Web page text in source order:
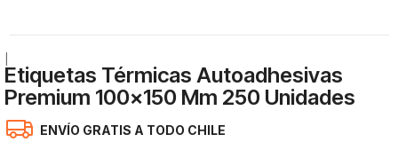
Etiquetas Térmicas Autoadhesivas
Premium 100x150 Mm 250 Unidades
ENVÍO GRATIS A TODO CHILE